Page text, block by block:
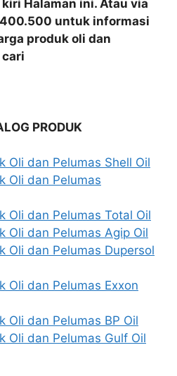
Halaman ini. Atau via
untuk informasi
produk oli dan
cari
PRODUK
Oli dan Pelumas Shell Oil
Oli dan Pelumas
Oli dan Pelumas Total Oil
Oli dan Pelumas Agip Oil
Oli dan Pelumas Dupersol
Oli dan Pelumas Exxon
Oli dan Pelumas BP Oil
Oli dan Pelumas Gulf Oil